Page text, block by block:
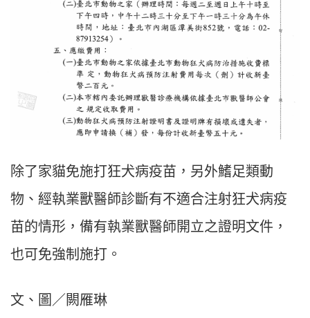
除了家貓免施打狂犬病疫苗，另外鰭足類動
物、經執業獸醫師診斷有不適合注射狂犬病疫
苗的情形，備有執業獸醫師開立之證明文件，
也可免強制施打。
文、圖／闕雁琳